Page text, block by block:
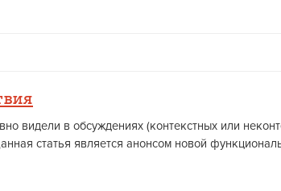
видели в обсуждениях (контекстных или
статья является анонсом новой